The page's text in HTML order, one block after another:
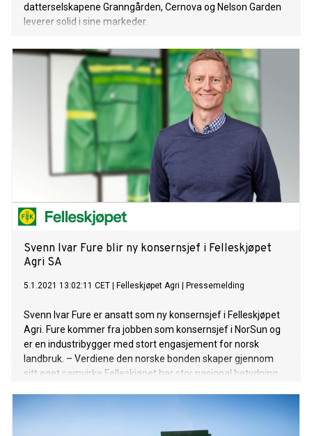
datterselskapene Granngården, Cernova og Nelson Garden
leverer solid i sine markeder.
Svenn Ivar Fure blir ny konsernsjef i Felleskjøpet
Agri SA
5.1.2021 13:02:11 CET Felleskjøpet Agri Pressemelding
Svenn Ivar Fure er ansatt som ny konsernsjef i Felleskjøpet
Agri. Fure kommer fra jobben som konsernsjef i NorSun og
er en industribygger med stort engasjement for norsk
landbruk. – Verdiene den norske bonden skaper gjennom
sitt eget samvirke Felleskjøpet har stor nasjonal betydning.